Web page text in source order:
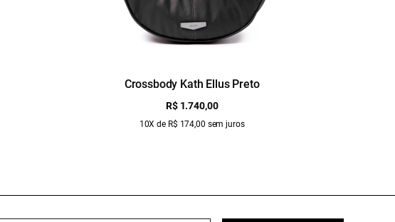
Crossbody Kath Ellus Preto
R$ 1.740,00
10X de R$ 174,00 sem juros